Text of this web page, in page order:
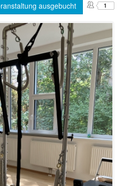
ausgebucht 1